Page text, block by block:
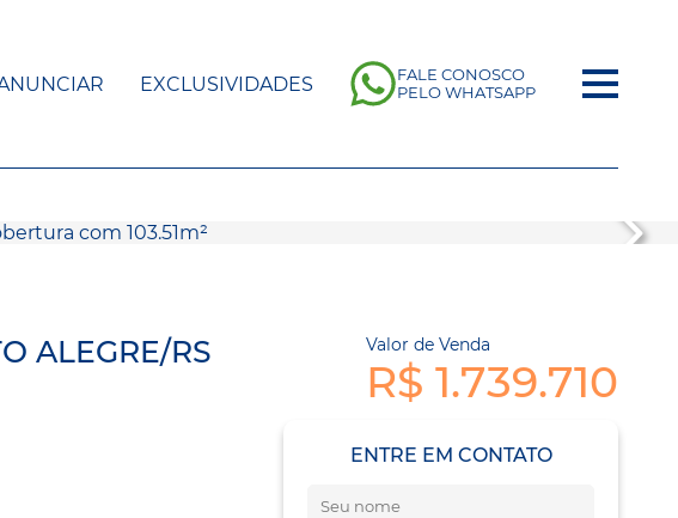
EXCLUSIVIDADES
FALE CONOSCO
PELO WHATSAPP
ALEGRE/RS Valor de Venda
R$ 1.739.710
ENTRE EM CONTATO